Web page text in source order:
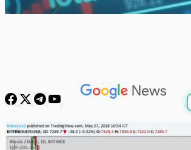
พร้อมเล่น